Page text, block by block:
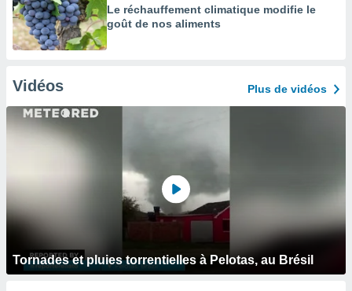
Le réchauffement climatique modifie le
goût de nos aliments
Vidéos Plus de vidéos
Tornades et pluies torrentielles à Pelotas, au Brésil